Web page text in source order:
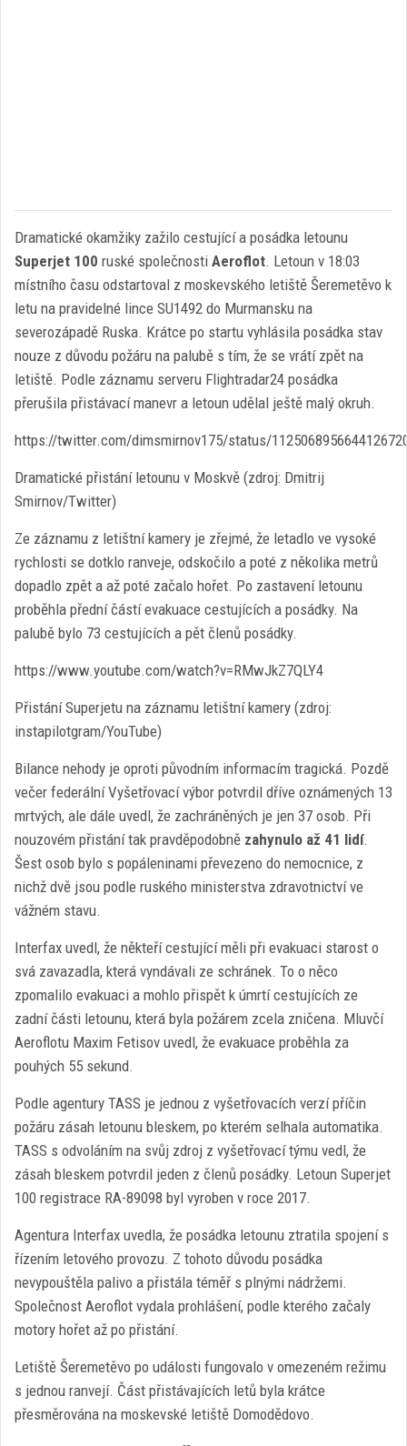
Dramatické okamžiky zažilo cestující a posádka letounu
Superjet 100 ruské společnosti Aeroflot. Letoun v 18:03
místního času odstartoval z moskevského letiště Šeremetěvo k
letu na pravidelné lince SU1492 do Murmansku na
severozápadě Ruska. Krátce po startu vyhlásila posádka stav
nouze z důvodu požáru na palubě s tím, že se vrátí zpět na
letiště. Podle záznamu serveru Flightradar24 posádka
přerušila přistávací manevr a letoun udělal ještě malý okruh.
https://twitter.com/dimsmirnov175/status/
Dramatické přistání letounu v Moskvě (zdroj: Dmitrij
Smirnov/Twitter)
Ze záznamu z letištní kamery je zřejmé, že letadlo ve vysoké
rychlosti se dotklo ranveje, odskočilo a poté z několika metrů
dopadlo zpět a až poté začalo hořet. Po zastavení letounu
proběhla přední částí evakuace cestujících a posádky. Na
palubě bylo 73 cestujících a pět členů posádky.
https://www.youtube.com/watch?v=RMwJkZ7QLY4
Přistání Superjetu na záznamu letištní kamery (zdroj:
instapilotgram/YouTube)
Bilance nehody je oproti původním informacím tragická. Pozdě
večer federální Vyšetřovací výbor potvrdil dříve oznámených 13
mrtvých, ale dále uvedl, že zachráněných je jen 37 osob. Při
nouzovém přistání tak pravděpodobně zahynulo až 41 lidí.
Šest osob bylo s popáleninami převezeno do nemocnice, z
nichž dvě jsou podle ruského ministerstva zdravotnictví ve
vážném stavu.
Interfax uvedl, že někteří cestující měli při evakuaci starost o
svá zavazadla, která vyndávali ze schránek. To o něco
zpomalilo evakuaci a mohlo přispět k úmrtí cestujících ze
zadní části letounu, která byla požárem zcela zničena. Mluvčí
Aeroflotu Maxim Fetisov uvedl, že evakuace proběhla za
pouhých 55 sekund.
Podle agentury TASS je jednou z vyšetřovacích verzí příčin
požáru zásah letounu bleskem, po kterém selhala automatika.
TASS s odvoláním na svůj zdroj z vyšetřovací týmu vedl, že
zásah bleskem potvrdil jeden z členů posádky. Letoun Superjet
100 registrace RA-89098 byl vyroben v roce 2017.
Agentura Interfax uvedla, že posádka letounu ztratila spojení s
řízením letového provozu. Z tohoto důvodu posádka
nevypouštěla palivo a přistála téměř s plnými nádržemi.
Společnost Aeroflot vydala prohlášení, podle kterého začaly
motory hořet až po přistání.
Letiště Šeremetěvo po události fungovalo v omezeném režimu
s jednou ranvejí. Část přistávajících letů byla krátce
přesměrována na moskevské letiště Domodědovo.